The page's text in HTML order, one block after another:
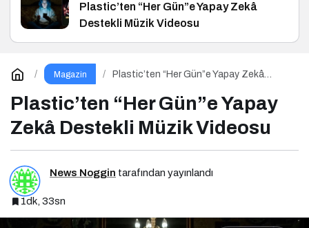
Plastic’ten “Her Gün”e Yapay Zekâ
Destekli Müzik Videosu
Magazin
Plastic’ten “Her Gün”e Yapay Zekâ
Plastic’ten “Her Gün”e Yapay
Zekâ Destekli Müzik Videosu
News Noggin tarafından yayınlandı
1dk, 33sn